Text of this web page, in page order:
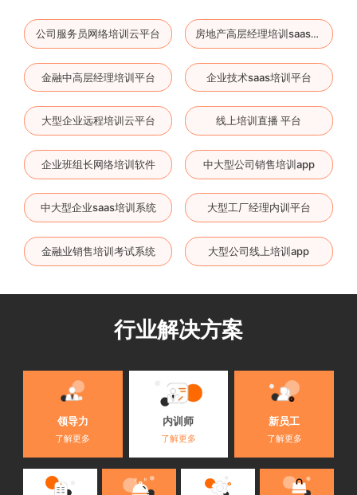
公司服务员网络培训云平台 房地产高层经理培训saas软件
金融中高层经理培训平台 企业技术saas培训平台
大型企业远程培训云平台 线上培训直播 平台
企业班组长网络培训软件 中大型公司销售培训app
中大型企业saas培训系统 大型工厂经理内训平台
金融业销售培训考试系统 大型公司线上培训app
行业解决方案
领导力
了解更多
内训师
了解更多
新员工
了解更多